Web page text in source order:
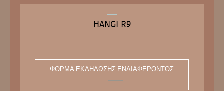
HANGER9
ΦΌΡΜΑ ΕΚΔΉΛΩΣΗΣ ΕΝΔΙΑΦΈΡΟΝΤΟΣ